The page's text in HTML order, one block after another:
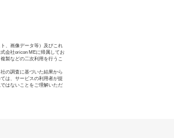
、画像データ等）及びこれ
会社oricon MEに帰属してお
製などの二次利用を行うこ
の調査に基づいた結果から
は、サービスの利用者が提
はないことをご理解いただ